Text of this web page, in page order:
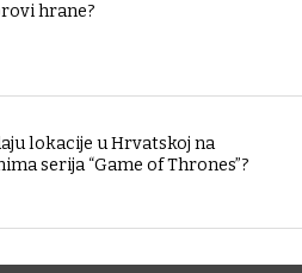
hrane?
lokacije u Hrvatskoj na
serija “Game of Thrones”?